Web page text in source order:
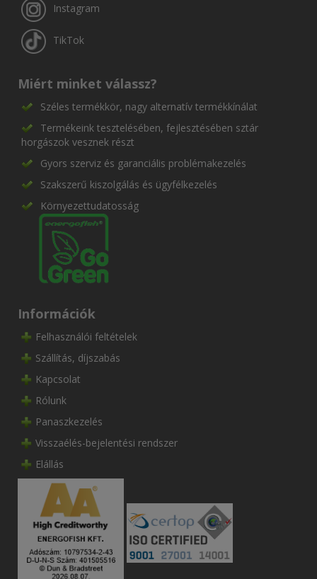
Instagram
TikTok
Miért minket válassz?
Széles termékkör, nagy alternatív termékkínálat
Termékeink tesztelésében, fejlesztésében sztár
horgászok vesznek részt
Gyors szerviz és garanciális problémakezelés
Szakszerű kiszolgálás és ügyfélkezelés
Környezettudatosság
Információk
Felhasználói feltételek
Szállítás, díjszabás
Kapcsolat
Rólunk
Panaszkezelés
Visszaélés-bejelentési rendszer
Elállás